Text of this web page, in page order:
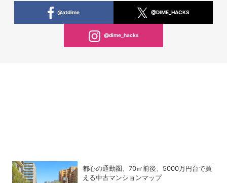
@atdime @DIME_HACKS
@dime_hacks
都心の通勤圏、70㎡前後、5000万円台で買
える中古マンションマップ